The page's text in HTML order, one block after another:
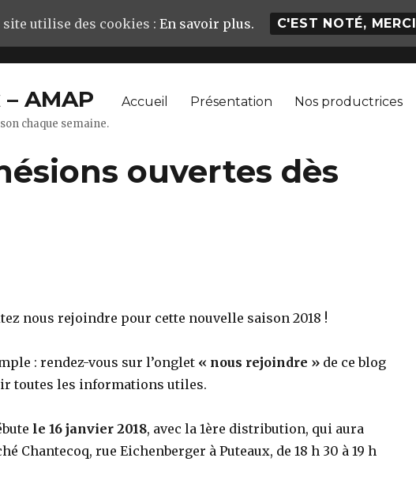
AMAP
chaque semaine.
Accueil Présentation Nos productrices
ouvertes dès
nous rejoindre pour cette nouvelle saison 2018 !
: rendez-vous sur l’onglet« nous rejoindre »de ce blog
toutes les informations utiles.
le 16 janvier 2018, avec la 1ère distribution, qui aura
Chantecoq, rue Eichenberger à Puteaux, de 18 h 30 à 19 h
site utilise des cookies : En savoir plus. C'EST NOTÉ, MERCI